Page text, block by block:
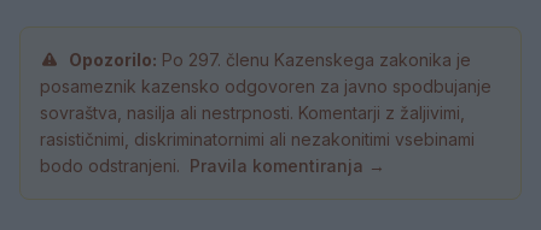
Opozorilo: Po 297. členu Kazenskega zakonika je
posameznik kazensko odgovoren za javno spodbujanje
sovraštva, nasilja ali nestrpnosti. Komentarji z žaljivimi,
rasističnimi, diskriminatornimi ali nezakonitimi vsebinami
bodo odstranjeni. Pravila komentiranja →